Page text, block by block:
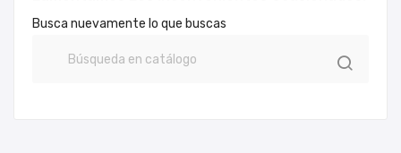
Busca nuevamente lo que buscas